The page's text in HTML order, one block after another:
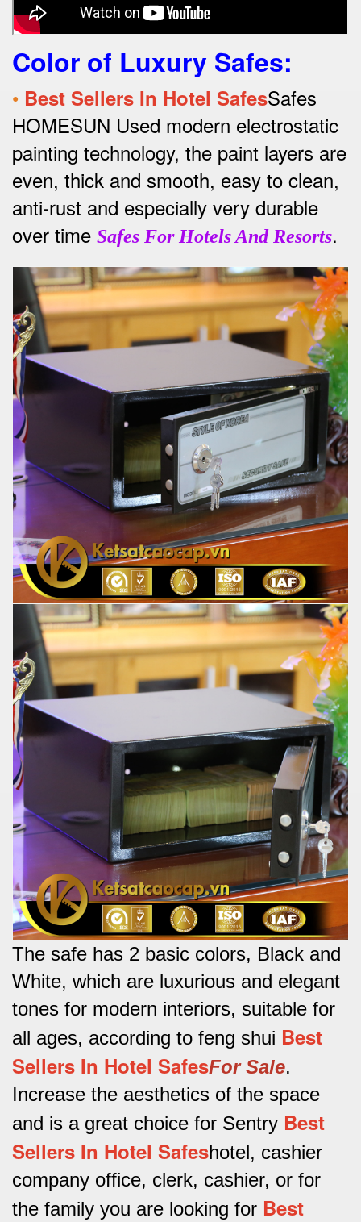
Color of Luxury Safes:
• Best Sellers In Hotel SafesSafes
HOMESUN Used modern electrostatic
painting technology, the paint layers are
even, thick and smooth, easy to clean,
anti-rust and especially very durable
over time Safes For Hotels And Resorts.
The safe has 2 basic colors, Black and
White, which are luxurious and elegant
tones for modern interiors, suitable for
all ages, according to feng shui Best
Sellers In Hotel SafesFor Sale.
Increase the aesthetics of the space
and is a great choice for Sentry Best
Sellers In Hotel Safeshotel, cashier
company office, clerk, cashier, or for
the family you are looking for Best